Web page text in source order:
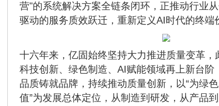
营"的系统解决方案全链条闭环，正推动行业
驱动的服务质效跃迁，重新定义AI时代的终端
十六年来，亿固始终坚持大力推进质量变革
科技创新、绿色制造、AI赋能领域再上新台阶
品质铸就品牌，持续推动质量创新，以“为绿
值”为发展总体定位，从制造到研发，从产品